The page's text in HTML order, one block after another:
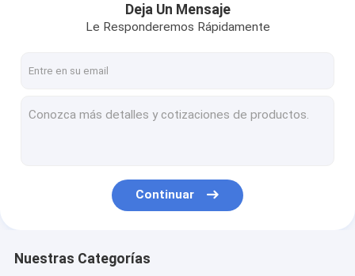
Deja Un Mensaje
Le Responderemos Rápidamente
Continuar
Nuestras Categorías